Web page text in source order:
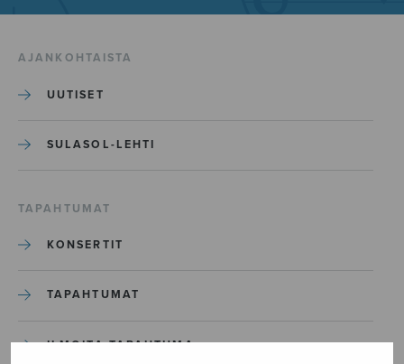
AJANKOHTAISTA
UUTISET
SULASOL-LEHTI
TAPAHTUMAT
KONSERTIT
TAPAHTUMAT
ILMOITA TAPAHTUMA